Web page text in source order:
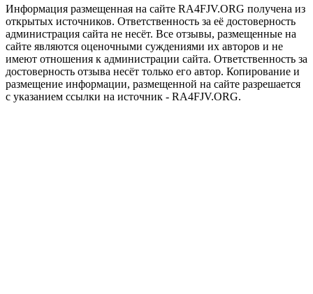
Информация размещенная на сайте RA4FJV.ORG получена из
открытых источников. Ответственность за её достоверность
администрация сайта не несёт. Все отзывы, размещенные на
сайте являются оценочными суждениями их авторов и не
имеют отношения к администрации сайта. Ответственность за
достоверность отзыва несёт только его автор. Копирование и
размещение информации, размещенной на сайте разрешается
с указанием ссылки на источник - RA4FJV.ORG.